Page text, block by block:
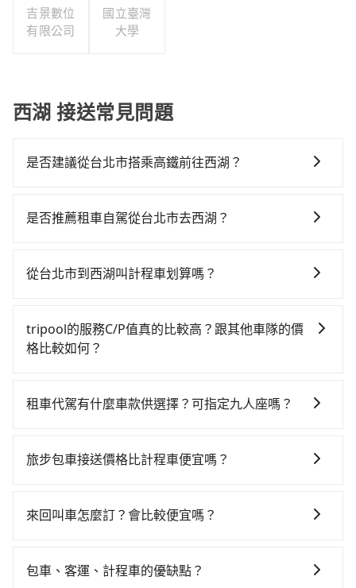
吉景數位
有限公司
國立臺灣
大學
西湖 接送常見問題
是否建議從台北市搭乘高鐵前往西湖？
車麻煩！從最早06:26一直到23:00，台北-苗栗一天最多
口、並在月台上等待列車的到來，大概又過了25分鐘，
前排班的計程車，搭上小黃後約花20分鐘、車費400元
後，抵達苗栗縣西湖鄉的目的地。全程加上轉車時間共1
每人平均花費約500元，費時1小時27分鐘。選擇搭乘高
預約tripool！如果你是三人以下要乘車，也可參考
是否推薦租車自駕從台北市去西湖？
時不需要閉目養神（因為要自己開車），最重要的是你
$115~205承租小轎車，每公里再額外加收$3.2，從台北
市（中正區）到西湖的花費預估為$1,600~2,150（金額
預估進去，但額外的汽車保險與可能的罰單都需自付。
數超過四位，更是沒有較大的七人座或九人座可供選
修理，每一次租車都好像在開樂透一樣。另外，偶爾也
車或者要載其他乘客的人來說就有不小的風險。最後，
從台北市到西湖叫計程車划算嗎？
灣大車隊、Uber、Line Taxi、Yoxi等，如果在路邊攔不
到車，也可考慮打電話至附近的計程車隊，如歐亞交
tripool可省高達$1,700。但如果要考慮到回程，苗栗縣
以上，無論在價格或服務品質上，tripool都是你從台北
tripool的服務C/P值真的比較高？跟其他車隊的價
格比較如何？
市場上稍具規模且合法經營的業者，有以短程與城市為
KKDAY、KLOOK、叫車吧等。tripool旅步專注在長程
車輛調度能力，能以市價7~8折提供專車到府服務，是絕
租車代駕有什麼車款供選擇？可指定九人座嗎？
型車為主，車款品牌以豐田Toyota、福特Ford、福斯
車，百分百無菸車，乘客均有最高500萬乘客險。如果有
旅步包車接送價格比計程車便宜嗎？
遇塞車、停紅燈時等低速行駛時還需額外加價不同，旅
來回叫車怎麼訂？會比較便宜嗎？
趟車的資訊，所以如果需要來回叫車，請分兩筆訂單預
包車、客運、計程車的優缺點？